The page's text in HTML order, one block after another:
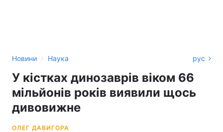
Новини › Наука рус
У кістках динозаврів віком 66
мільйонів років виявили щось
дивовижне
ОЛЕГ ДАВИГОРА